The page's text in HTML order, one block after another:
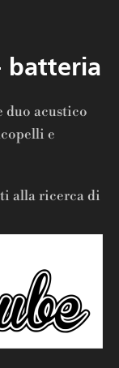
batteria
duo acustico
e
alla ricerca di